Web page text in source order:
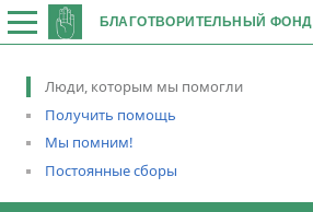
БЛАГОТВОРИТЕЛЬНЫЙ ФОНД
Люди, которым мы помогли
Получить помощь
Мы помним!
Постоянные сборы